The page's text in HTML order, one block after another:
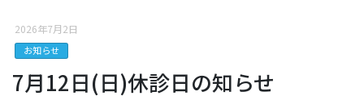
2026年7月2日
お知らせ
7月12日(日)休診日の知らせ